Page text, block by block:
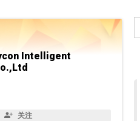
Intelligent
关注